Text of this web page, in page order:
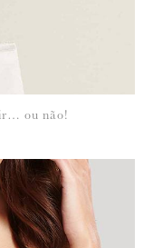
dados, leia a nossa
ou não!